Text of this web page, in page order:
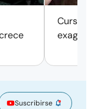
Cursos
Suscribirse